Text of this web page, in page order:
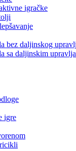
igračke
bez daljinskog
sa daljinskim
igre